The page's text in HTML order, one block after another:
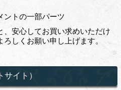
ントの一部パーツ
安心してお買い求めいただけ
しくお願い申し上げます。
イト）